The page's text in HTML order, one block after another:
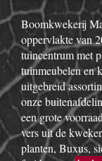
Boomkwekerij
oppervlakte van
tuincentrum met
tuinmeubelen en
uitgebreid
onze
een grote
vers uit de
planten, Buxus,